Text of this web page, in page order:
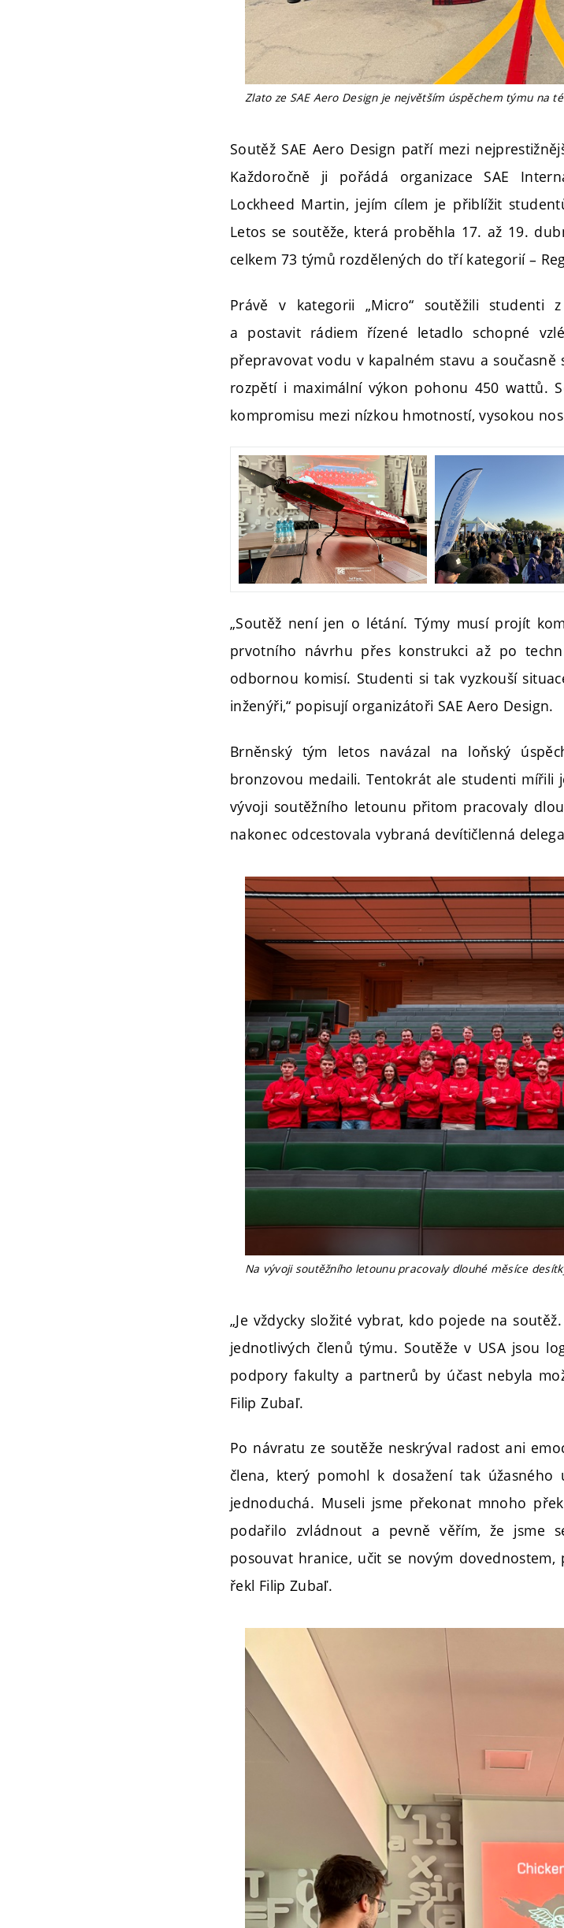
Zlato ze SAE Aero Design je největším úspěchem týmu na
Soutěž SAE Aero Design patří mezi
Každoročně ji pořádá organizace SAE
Lockheed Martin, jejím cílem je přiblížit
Letos se soutěže, která proběhla 17. až 19.
celkem 73 týmů rozdělených do tří kategorií –
Právě v kategorii „Micro“ soutěžili studenti
a postavit rádiem řízené letadlo schopné
přepravovat vodu v kapalném stavu a
rozpětí i maximální výkon pohonu 450 wattů.
kompromisu mezi nízkou hmotností, vysokou
„Soutěž není jen o létání. Týmy musí projít
prvotního návrhu přes konstrukci až po
odbornou komisí. Studenti si tak vyzkouší
inženýři,“ popisují organizátoři SAE Aero Design.
Brněnský tým letos navázal na loňský
bronzovou medaili. Tentokrát ale studenti mířili
vývoji soutěžního letounu přitom pracovaly
nakonec odcestovala vybraná devítičlenná
Na vývoji soutěžního letounu pracovaly dlouhé měsíce
„Je vždycky složité vybrat, kdo pojede na
jednotlivých členů týmu. Soutěže v USA jsou
podpory fakulty a partnerů by účast nebyla
Filip Zubaľ.
Po návratu ze soutěže neskrýval radost ani
člena, který pomohl k dosažení tak úžasného
jednoduchá. Museli jsme překonat mnoho
podařilo zvládnout a pevně věřím, že jsme
posouvat hranice, učit se novým
řekl Filip Zubaľ.